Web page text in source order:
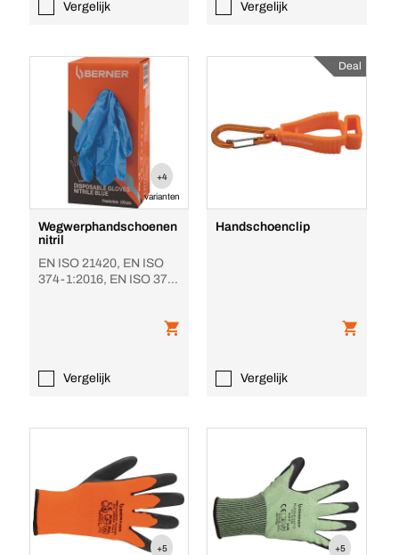
Vergelijk Vergelijk
+4
varianten
Wegwerphandschoenen
nitril
EN ISO 21420, EN ISO
374-1:2016, EN ISO 374-
Vergelijk
Deal
Handschoenclip
Vergelijk
+5 +5